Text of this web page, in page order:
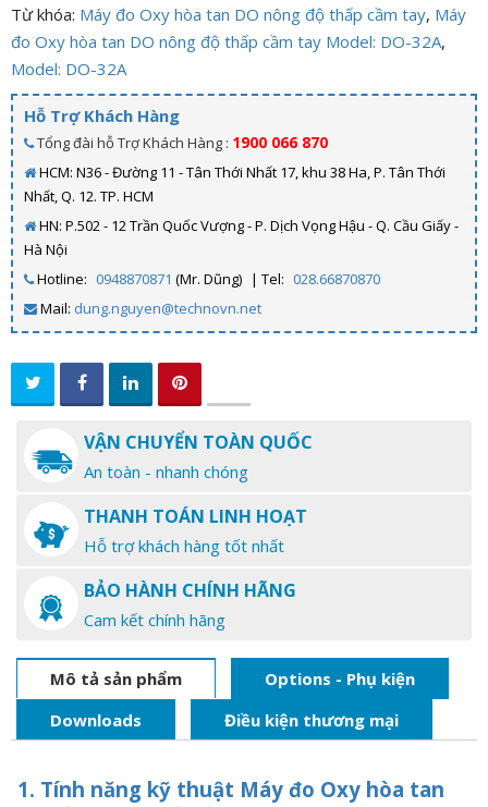
Từ khóa: Máy đo Oxy hòa tan DO nông độ thấp cầm tay, Máy
đo Oxy hòa tan DO nông độ thấp cầm tay Model: DO-32A,
Model: DO-32A
Hỗ Trợ Khách Hàng
Tổng đài hỗ Trợ Khách Hàng : 1900 066 870
HCM: N36 - Đường 11 - Tân Thới Nhất 17, khu 38 Ha, P. Tân Thới
Nhất, Q. 12. TP. HCM
HN: P.502 - 12 Trần Quốc Vượng - P. Dịch Vọng Hậu - Q. Cầu Giấy -
Hà Nội
Hotline: 0948870871 (Mr. Dũng) | Tel: 028.66870870
Mail: dung.nguyen@technovn.net
VẬN CHUYỂN TOÀN QUỐC
An toàn - nhanh chóng
THANH TOÁN LINH HOẠT
Hỗ trợ khách hàng tốt nhất
BẢO HÀNH CHÍNH HÃNG
Cam kết chính hãng
Mô tả sản phẩm
Options - Phụ kiện
Downloads
Điều kiện thương mại
1. Tính năng kỹ thuật Máy đo Oxy hòa tan